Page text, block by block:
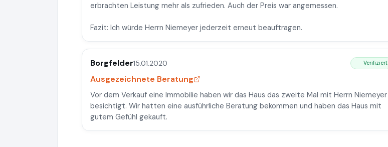
erbrachten Leistung mehr als zufrieden. Auch der Preis war angemessen.
Fazit: Ich würde Herrn Niemeyer jederzeit erneut beauftragen.
Borgfelder15.01.2020 Verifiziert
Ausgezeichnete Beratung
Vor dem Verkauf eine Immobilie haben wir das Haus das zweite Mal mit Herrn Niemeyer
besichtigt. Wir hatten eine ausführliche Beratung bekommen und haben das Haus mit
gutem Gefühl gekauft.